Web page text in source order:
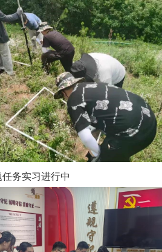
任务实习进行中